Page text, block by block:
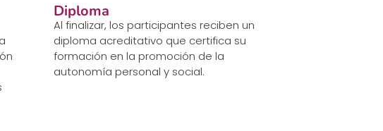
Diploma
Al finalizar, los participantes reciben un
diploma acreditativo que certifica su
formación en la promoción de la
autonomía personal y social.